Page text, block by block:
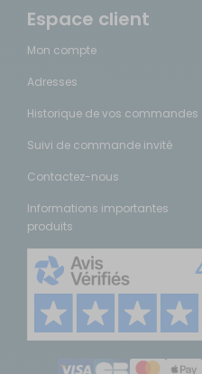
Espace client
Mon compte
Adresses
Historique de vos commandes
Suivi de commande invité
Contactez-nous
Informations importantes
produits